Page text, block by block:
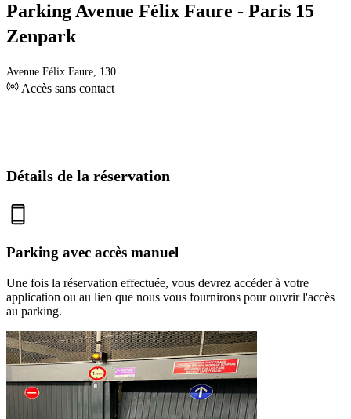
Parking Avenue Félix Faure - Paris 15
Zenpark
Avenue Félix Faure, 130
Accès sans contact
Détails de la réservation
Parking avec accès manuel
Une fois la réservation effectuée, vous devrez accéder à votre
application ou au lien que nous vous fournirons pour ouvrir l'accès
au parking.